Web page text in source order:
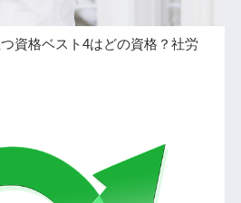
資格ベスト4はどの資格？社労